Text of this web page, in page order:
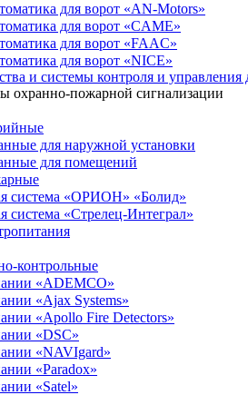
для ворот «AN-Motors»
для ворот «CAME»
для ворот «FAAC»
для ворот «NICE»
и системы контроля и управления
охранно-пожарной сигнализации
для наружной установки
для помещений
система «ОРИОН» «Болид»
система «Стрелец-Интеграл»
контрольные
«ADEMCO»
«Ajax Systems»
«Apollo Fire Detectors»
«DSC»
«NAVIgard»
«Paradox»
«Satel»